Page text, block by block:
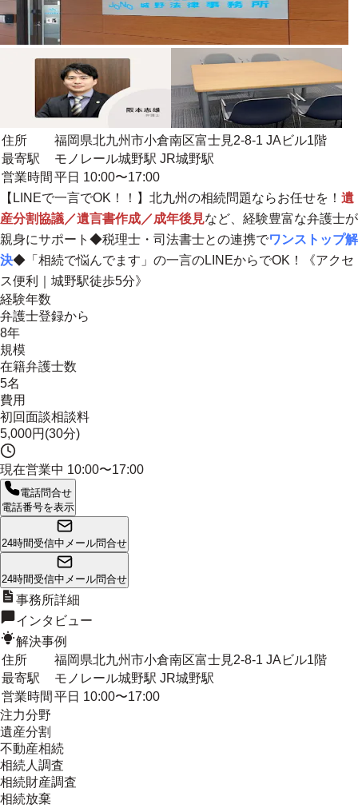
住所
福岡県北九州市小倉南区富士見2-8-1 JAビル1階
最寄駅
モノレール城野駅 JR城野駅
営業時間 平日 10:00〜17:00
【LINEで一言でOK！！】北九州の相続問題ならお任せを！ 遺
産分割協議／遺言書作成／成年後見など、経験豊富な弁護士が
親身にサポート◆税理士・司法書士との連携でワンストップ解
決◆ 「相続で悩んでます」の一言のLINEからでOK！
《アクセ
ス便利｜城野駅徒歩5分》
経験年数
弁護士登録から
8年
規模
在籍弁護士数
5名
費用
初回面談相談料
5,000円(30分)
現在営業中 10:00〜17:00
電話問合せ
電話番号を表示
24時間受信中 メール問合せ
24時間受信中 メール問合せ
事務所詳細
インタビュー
解決事例
住所
福岡県北九州市小倉南区富士見2-8-1 JAビル1階
最寄駅
モノレール城野駅 JR城野駅
営業時間 平日 10:00〜17:00
注力分野
遺産分割
不動産相続
相続人調査
相続財産調査
相続放棄